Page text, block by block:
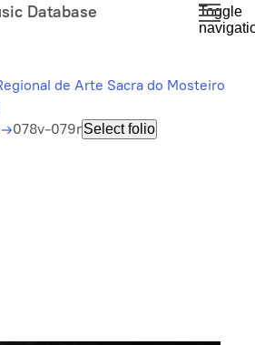
Database
Toggle
de Arte Sacra do Mosteiro
→078v-079rSelect folio